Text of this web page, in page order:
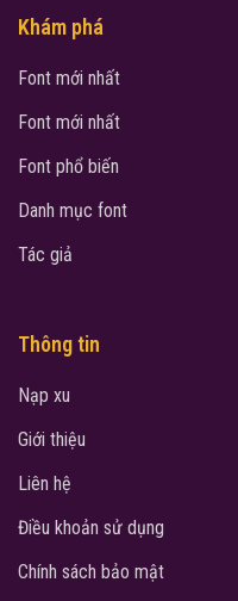
Khám phá
Font mới nhất
Font mới nhất
Font phổ biến
Danh mục font
Tác giả
Thông tin
Nạp xu
Giới thiệu
Liên hệ
Điều khoản sử dụng
Chính sách bảo mật